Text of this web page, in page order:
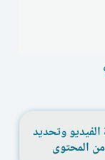
وتحديد
المحتوى